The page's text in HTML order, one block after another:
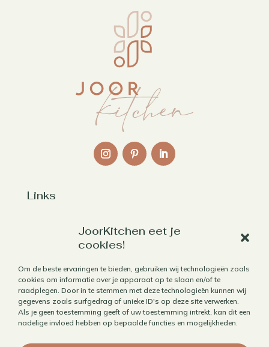
JoorKitchen eet je
cookies!
Om de beste ervaringen te bieden, gebruiken wij technologieën zoals
cookies om informatie over je apparaat op te slaan en/of te
raadplegen. Door in te stemmen met deze technologieën kunnen wij
gegevens zoals surfgedrag of unieke ID's op deze site verwerken.
Als je geen toestemming geeft of uw toestemming intrekt, kan dit een
nadelige invloed hebben op bepaalde functies en mogelijkheden.
Links
Privacybeleid
Cookiebeleid
Herroepen aankoop